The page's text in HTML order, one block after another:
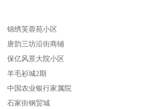
锦绣芙蓉苑小区
唐韵三坊沿街商铺
保亿风景大院小区
羊毛衫城2期
中国农业银行家属院
石家街钢贸城